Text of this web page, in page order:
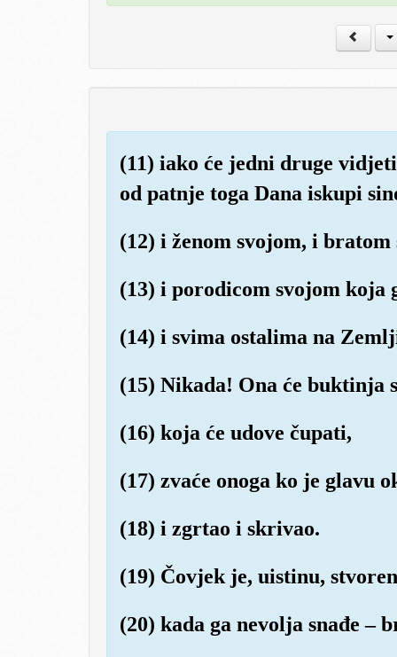
(11) iako će jedni druge
od patnje toga Dana iskupi
(12) i ženom svojom, i
(13) i porodicom svojom koja
(14) i svima ostalima na
(15) Nikada! Ona će buktinja
(16) koja će udove čupati,
(17) zvaće onoga ko je glavu
(18) i zgrtao i skrivao.
(19) Čovjek je, uistinu,
(20) kada ga nevolja snađe –